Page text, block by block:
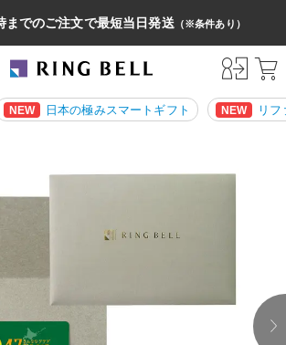
までのご注文で最短当日発送（※条件あり）
NEW 日本の極みスマートギフト NEW リ